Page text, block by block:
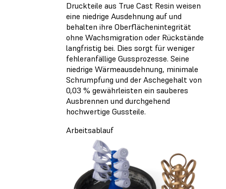
Druckteile aus True Cast Resin weisen
eine niedrige Ausdehnung auf und
behalten ihre Oberflächenintegrität
ohne Wachsmigration oder Rückstände
langfristig bei. Dies sorgt für weniger
fehleranfällige Gussprozesse. Seine
niedrige Wärmeausdehnung, minimale
Schrumpfung und der Aschegehalt von
0,03 % gewährleisten ein sauberes
Ausbrennen und durchgehend
hochwertige Gussteile.
Arbeitsablauf